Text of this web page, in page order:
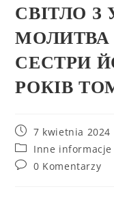
СВІТЛО З
МОЛИТВА
СЕСТРИ
РОКІВ
7 kwietnia 2024
Inne informacje
0 Komentarzy